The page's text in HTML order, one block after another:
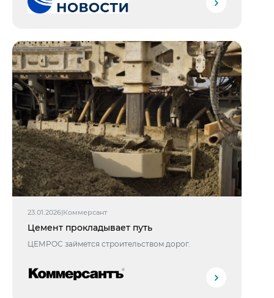
23.01.2026|Коммерсант
Цемент прокладывает путь
ЦЕМРОС займется строительством дорог.